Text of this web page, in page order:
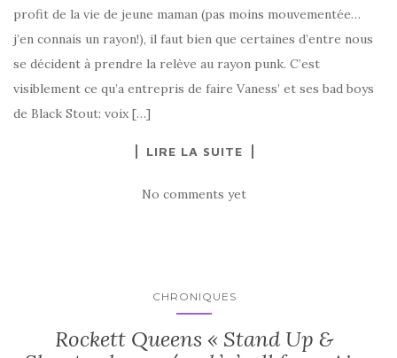
profit de la vie de jeune maman (pas moins mouvementée…
j’en connais un rayon!), il faut bien que certaines d’entre nous
se décident à prendre la relève au rayon punk. C’est
visiblement ce qu’a entrepris de faire Vaness’ et ses bad boys
de Black Stout: voix […]
LIRE LA SUITE
No comments yet
CHRONIQUES
Rockett Queens « Stand Up &